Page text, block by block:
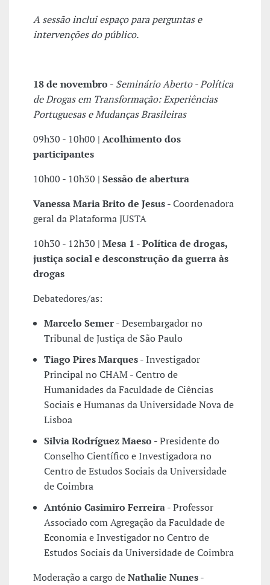
A sessão inclui espaço para perguntas e
intervenções do público.
18 de novembro - Seminário Aberto - Política
de Drogas em Transformação: Experiências
Portuguesas e Mudanças Brasileiras
09h30 - 10h00 | Acolhimento dos
participantes
10h00 - 10h30 | Sessão de abertura
Vanessa Maria Brito de Jesus- Coordenadora
geral da Plataforma JUSTA
10h30 - 12h30 | Mesa 1 - Política de drogas,
justiça social e desconstrução da guerra às
drogas
Debatedores/as:
Marcelo Semer- Desembargador no
Tribunal de Justiça de São Paulo
Tiago Pires Marques- Investigador
Principal no CHAM - Centro de
Humanidades da Faculdade de Ciências
Sociais e Humanas da Universidade Nova de
Lisboa
Silvia Rodríguez Maeso - Presidente do
Conselho Científico e Investigadora no
Centro de Estudos Sociais da Universidade
de Coimbra
António Casimiro Ferreira- Professor
Associado com Agregação da Faculdade de
Economia e Investigador no Centro de
Estudos Sociais da Universidade de Coimbra
Moderação a cargo deNathalie Nunes-